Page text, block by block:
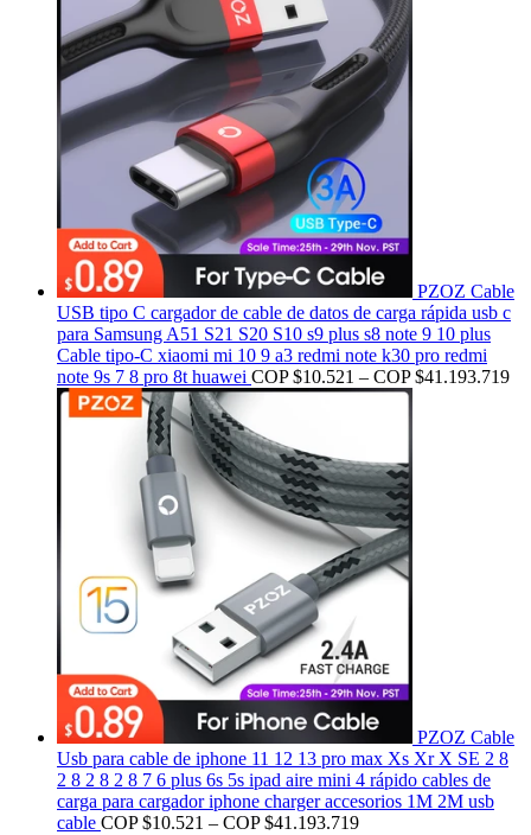
PZOZ Cable
USB tipo C cargador de cable de datos de carga rápida usb c
para Samsung A51 S21 S20 S10 s9 plus s8 note 9 10 plus
Cable tipo-C xiaomi mi 10 9 a3 redmi note k30 pro redmi
note 9s 7 8 pro 8t huawei COP $10.521 – COP $41.193.719
PZOZ Cable
Usb para cable de iphone 11 12 13 pro max Xs Xr X SE 2 8
2 8 2 8 2 8 7 6 plus 6s 5s ipad aire mini 4 rápido cables de
carga para cargador iphone charger accesorios 1M 2M usb
cable COP $10.521 – COP $41.193.719